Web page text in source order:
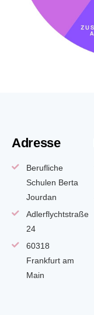
Adresse
Berufliche
Schulen Berta
Jourdan
Adlerflychtstraße
24
60318
Frankfurt am
Main